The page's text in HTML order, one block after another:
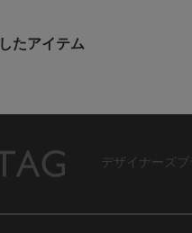
たアイテム
デザイナーズ